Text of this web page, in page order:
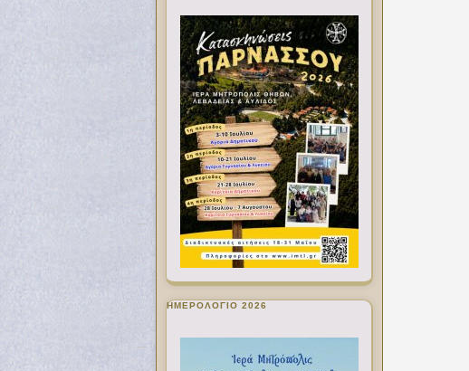
ΗΜΕΡΟΛΟΓΙΟ 2026